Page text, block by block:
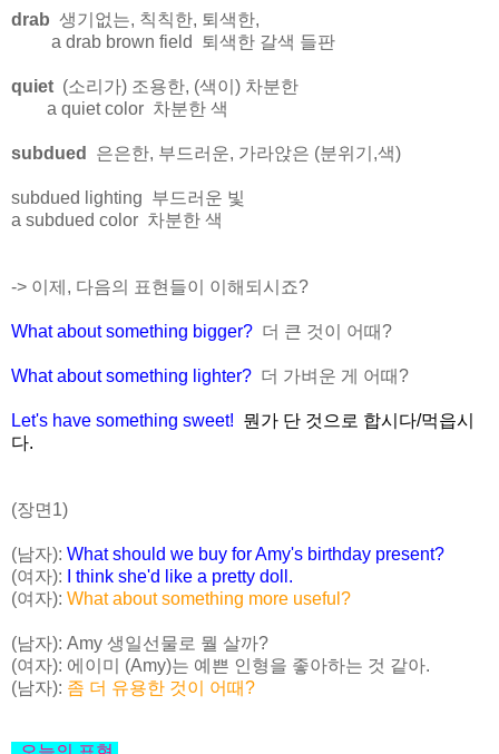
drab 생기없는, 칙칙한, 퇴색한,
a drab brown field 퇴색한 갈색 들판
quiet (소리가) 조용한, (색이) 차분한
a quiet color 차분한 색
subdued 은은한, 부드러운, 가라앉은 (분위기,색)
subdued lighting 부드러운 빛
a subdued color 차분한 색
-> 이제, 다음의 표현들이 이해되시죠?
What about something bigger? 더 큰 것이 어때?
What about something lighter? 더 가벼운 게 어때?
Let's have something sweet! 뭔가 단 것으로 합시다/먹읍시
다.
(장면1)
(남자): What should we buy for Amy's birthday present?
(여자):
I think she'd like a pretty doll.
(여자): What about something more useful?
(남자): Amy 생일선물로 뭘 살까?
(여자): 에이미 (Amy)는 예쁜 인형을 좋아하는 것 같아.
(남자): 좀 더 유용한 것이 어때?